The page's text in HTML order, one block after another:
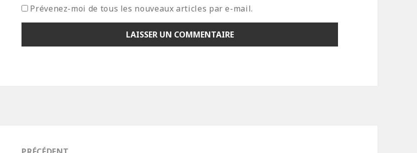
Prévenez-moi de tous les nouveaux articles par e-mail.